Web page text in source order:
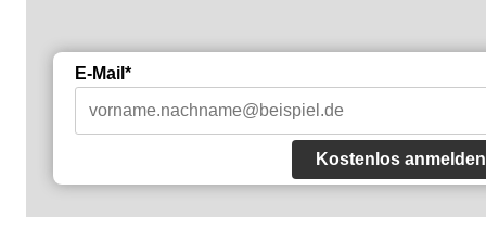
E-Mail*
Kostenlos anmelden